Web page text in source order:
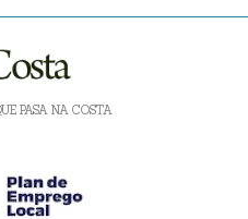
PASA NA COSTA